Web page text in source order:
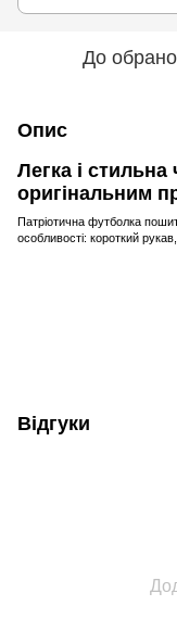
До
Опис
Легка і
оригінальним
Патріотична футболка
особливості: короткий
Відгуки